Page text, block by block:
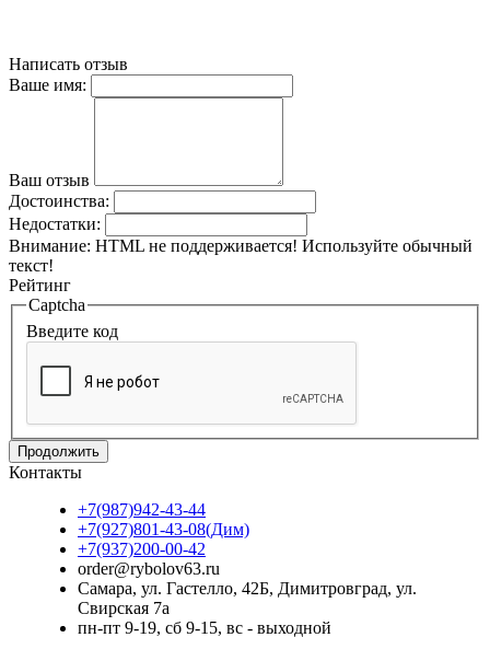
Написать отзыв
Ваше имя:
Ваш отзыв
Достоинства:
Недостатки:
Внимание: HTML не поддерживается! Используйте обычный
текст!
Рейтинг
Captcha
Введите код
Продолжить
Контакты
+7(987)942-43-44
+7(927)801-43-08(Дим)
+7(937)200-00-42
order@rybolov63.ru
Самара, ул. Гастелло, 42Б, Димитровград, ул.
Свирская 7а
пн-пт 9-19, сб 9-15, вс - выходной